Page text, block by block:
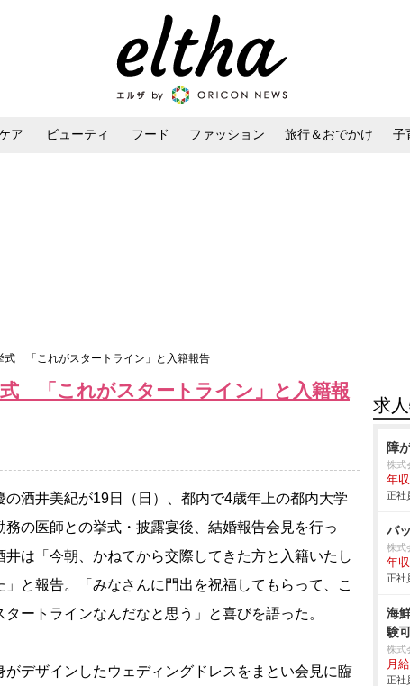
ア ビューティ フード ファッション 旅行＆おでかけ 子
式 「これがスタートライン」と入籍報告
「これがスタートライン」と入籍報
酒井美紀が19日（日）、都内で4歳年上の都内大学
務の医師との挙式・披露宴後、結婚報告会見を行っ
井は「今朝、かねてから交際してきた方と入籍いたし
」と報告。「みなさんに門出を祝福してもらって、こ
タートラインなんだなと思う」と喜びを語った。
デザインしたウェディングドレスをまとい会見に臨
求
障
株式
年
正社
バ
株式
年
正社
海
験
株式
月
正社